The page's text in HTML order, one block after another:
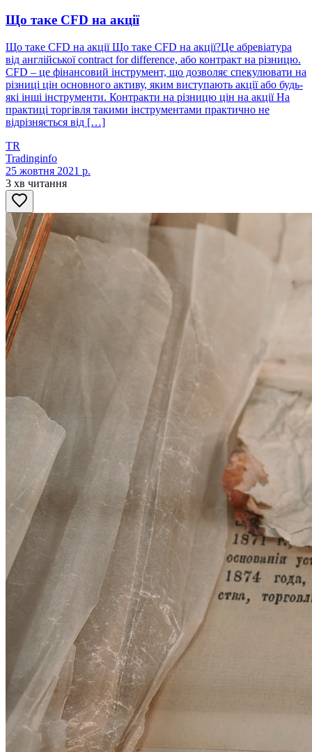
Що таке CFD на акції
Що таке CFD на акції Що таке CFD на акції?Це абревіатура
від англійської contract for difference, або контракт на різницю.
CFD – це фінансовий інструмент, що дозволяє спекулювати на
різниці цін основного активу, яким виступають акції або будь-
які інші інструменти. Контракти на різницю цін на акції На
практиці торгівля такими інструментами практично не
відрізняється від […]
TR
Tradinginfo
25 жовтня 2021 р.
3 хв читання